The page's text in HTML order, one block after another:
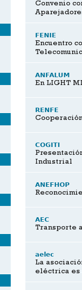
Convenio
FENIE
Encuentro
ANFALUM
En LIGHT
RENFE
COGITI
Industrial
ANEFHOP
AEC
Transporte
aelec
La
eléctrica es